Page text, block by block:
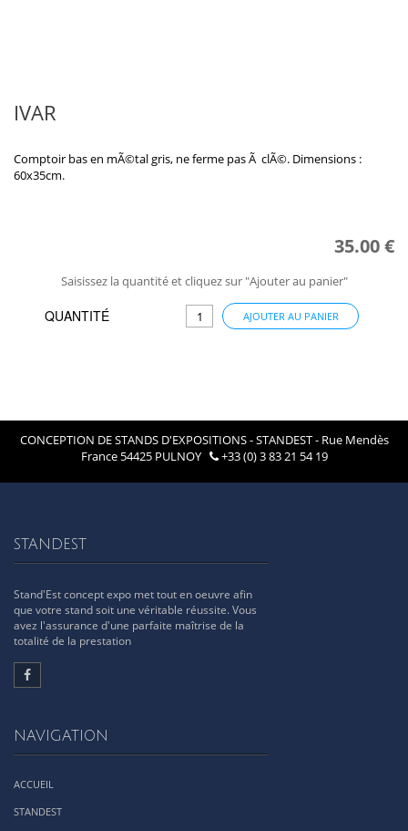
IVAR
Comptoir bas en mÃ©tal gris, ne ferme pas Ã clÃ©. Dimensions :
60x35cm.
35.00 €
Saisissez la quantité et cliquez sur "Ajouter au panier"
QUANTITÉ AJOUTER AU PANIER
CONCEPTION DE STANDS D'EXPOSITIONS - STANDEST - Rue Mendès
France 54425 PULNOY
+33 (0) 3 83 21 54 19
STANDEST
Stand'Est concept expo met tout en oeuvre afin
que votre stand soit une véritable réussite. Vous
avez l'assurance d'une parfaite maîtrise de la
totalité de la prestation
NAVIGATION
ACCUEIL
STANDEST